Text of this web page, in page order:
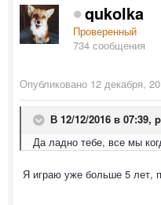
qukolka
Проверенный
734 сообщения
Опубликовано 12 декабря,
В 12/12/2016 в 07:39,
Да ладно тебе, все мы
Я играю уже больше 5 лет,